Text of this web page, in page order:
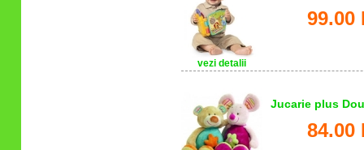
vezi detalii
99.00
Jucarie plus
84.00